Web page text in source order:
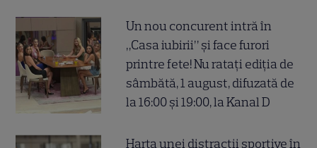
Un nou concurent intră în
„Casa iubirii” și face furori
printre fete! Nu ratați ediția de
sâmbătă, 1 august, difuzată de
la 16:00 și 19:00, la Kanal D
Harta unei distracții sportive în